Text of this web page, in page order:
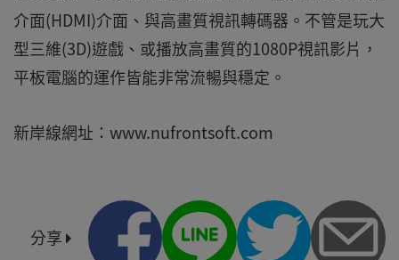
介面(HDMI)介面、與高畫質視訊轉碼器。不管是玩大
型三維(3D)遊戲、或播放高畫質的1080P視訊影片，
平板電腦的運作皆能非常流暢與穩定。
新岸線網址：www.nufrontsoft.com
分享